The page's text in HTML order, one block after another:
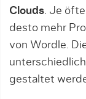
Clouds. Je
desto mehr
von Wordle.
gestaltet